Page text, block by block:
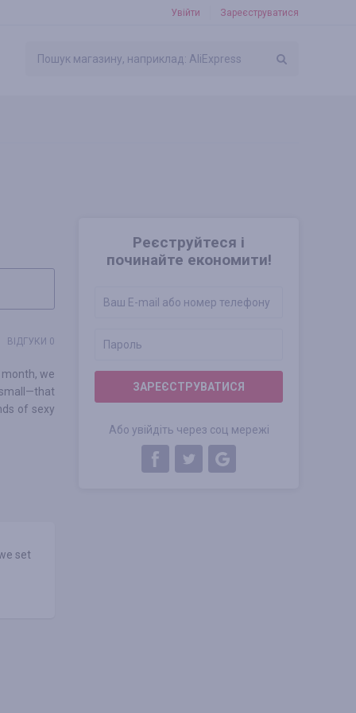
Увійти Зареєструватися
Реєструйтеся і
починайте економити!
ЗАРЕЄСТРУВАТИСЯ
Або увійдіть через соц мережі
ВІДГУКИ 0
we
of sexy
set